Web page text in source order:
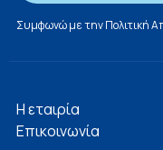
Συμφωνώ με τηνΠολιτική
Η εταιρία
Επικοινωνία